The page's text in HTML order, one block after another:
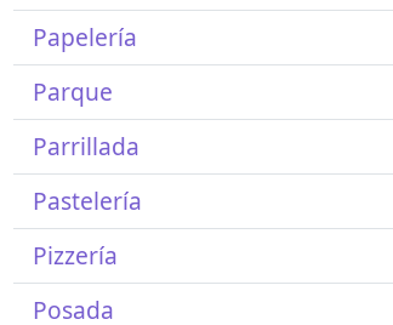
Papelería
Parque
Parrillada
Pastelería
Pizzería
Posada